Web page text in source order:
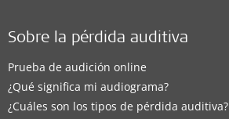
Sobre la pérdida auditiva
Prueba de audición online
¿Qué significa mi audiograma?
¿Cuáles son los tipos de pérdida auditiva?